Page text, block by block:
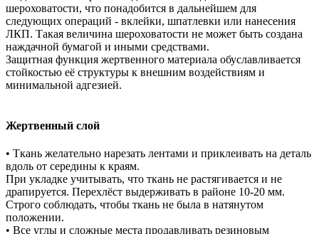
шероховатости, что понадобится в дальнейшем для
следующих операций - вклейки, шпатлевки или нанесения
ЛКП. Такая величина шероховатости не может быть создана
наждачной бумагой и иными средствами.
Защитная функция жертвенного материала обуславливается
стойкостью её структуры к внешним воздействиям и
минимальной адгезией.
Жертвенный слой
• Ткань желательно нарезать лентами и приклеивать на деталь
вдоль от середины к краям.
При укладке учитывать, что ткань не растягивается и не
драпируется. Перехлёст выдерживать в районе 10-20 мм.
Строго соблюдать, чтобы ткань не была в натянутом
положении.
• Все углы и сложные места продавливать резиновым